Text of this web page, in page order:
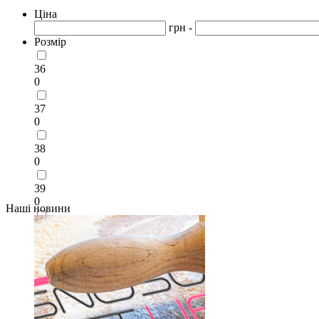
Ціна
грн -
Розмір
36
0
37
0
38
0
39
0
40
0
41
0
Наші новини